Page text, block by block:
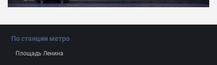
По станции метро
Площадь Ленина